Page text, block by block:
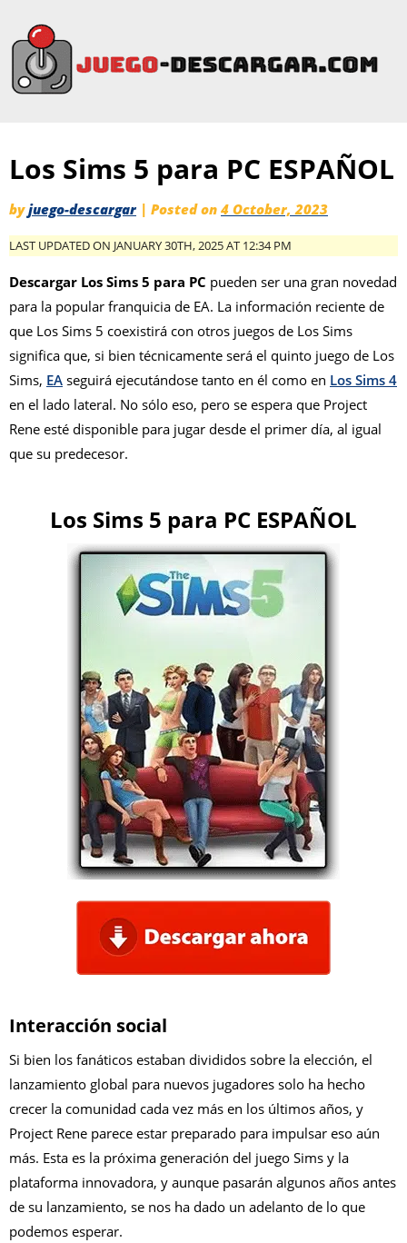
Los Sims 5 para PC ESPAÑOL
byjuego-descargar | Posted on 4 October, 2023
LAST UPDATED ON JANUARY 30TH, 2025 AT 12:34 PM
Descargar Los Sims 5 para PC pueden ser una gran novedad
para la popular franquicia de EA. La información reciente de
que Los Sims 5 coexistirá con otros juegos de Los Sims
significa que, si bien técnicamente será el quinto juego de Los
Sims, EA seguirá ejecutándose tanto en él como en Los Sims 4
en el lado lateral. No sólo eso, pero se espera que Project
Rene esté disponible para jugar desde el primer día, al igual
que su predecesor.
Los Sims 5 para PC ESPAÑOL
Interacción social
Si bien los fanáticos estaban divididos sobre la elección, el
lanzamiento global para nuevos jugadores solo ha hecho
crecer la comunidad cada vez más en los últimos años, y
Project Rene parece estar preparado para impulsar eso aún
más. Esta es la próxima generación del juego Sims y la
plataforma innovadora, y aunque pasarán algunos años antes
de su lanzamiento, se nos ha dado un adelanto de lo que
podemos esperar.